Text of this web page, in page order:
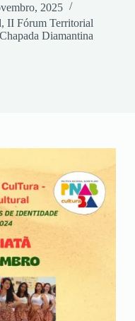
2025
,II Fórum Territorial
Diamantina